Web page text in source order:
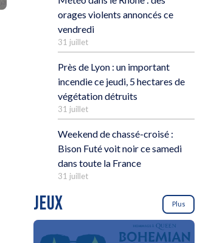
orages violents annoncés ce
vendredi
31 juillet
Près de Lyon : un important
incendie ce jeudi, 5 hectares de
végétation détruits
31 juillet
Weekend de chassé-croisé :
Bison Futé voit noir ce samedi
dans toute la France
31 juillet
JEUX Plus